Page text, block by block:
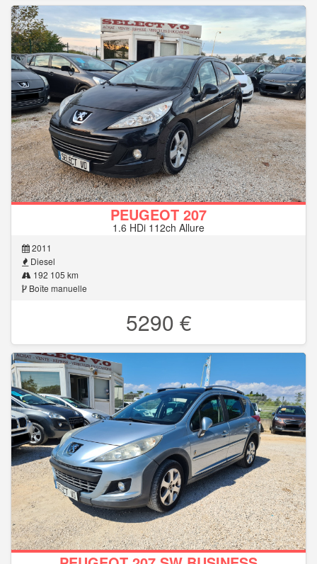
PEUGEOT 207
1.6 HDi 112ch Allure
2011
Diesel
192 105 km
Boîte manuelle
5290 €